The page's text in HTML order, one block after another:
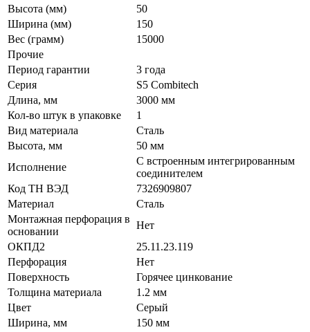
Высота (мм)
50
Ширина (мм)
150
Вес (грамм)
15000
Прочие
Период гарантии
3 года
Серия
S5 Combitech
Длина, мм
3000 мм
Кол-во штук в упаковке
1
Вид материала
Сталь
Высота, мм
50 мм
Исполнение
С встроенным интегрированным
соединителем
Код ТН ВЭД
7326909807
Материал
Сталь
Монтажная перфорация в
основании
Нет
ОКПД2
25.11.23.119
Перфорация
Нет
Поверхность
Горячее цинкование
Толщина материала
1.2 мм
Цвет
Серый
Ширина, мм
150 мм